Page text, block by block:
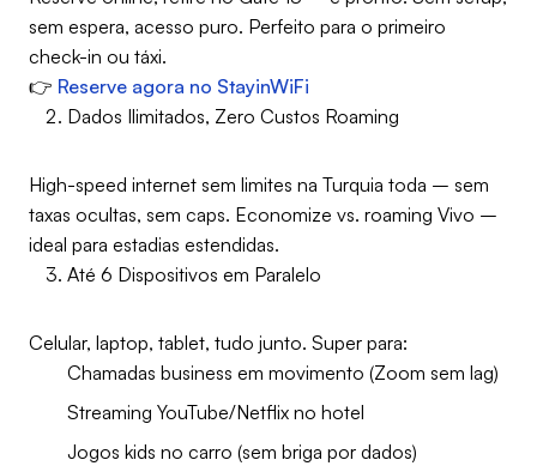
sem espera, acesso puro. Perfeito para o primeiro
check-in ou táxi.
👉 Reserve agora no StayinWiFi
Dados Ilimitados, Zero Custos Roaming
High-speed internet sem limites na Turquia toda – sem
taxas ocultas, sem caps. Economize vs. roaming Vivo –
ideal para estadias estendidas.
Até 6 Dispositivos em Paralelo
Celular, laptop, tablet, tudo junto. Super para:
Chamadas business em movimento (Zoom sem lag)
Streaming YouTube/Netflix no hotel
Jogos kids no carro (sem briga por dados)